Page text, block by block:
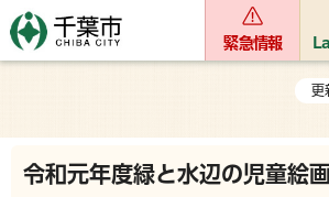
緊急情報
更
令和元年度緑と水辺の児童絵